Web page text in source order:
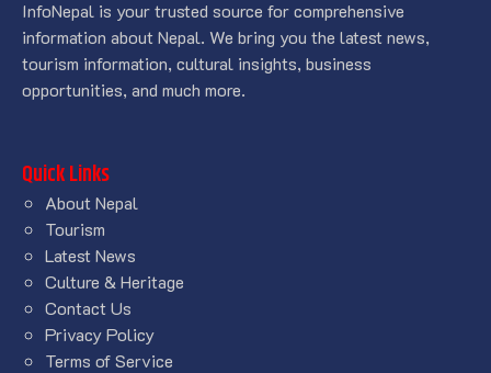
InfoNepal is your trusted source for comprehensive
information about Nepal. We bring you the latest news,
tourism information, cultural insights, business
opportunities, and much more.
Quick Links
About Nepal
Tourism
Latest News
Culture & Heritage
Contact Us
Privacy Policy
Terms of Service